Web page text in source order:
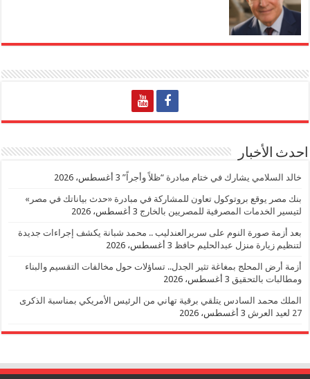
احدث الأخبار
خالد السلامي يشارك في ختام مبادرة “ظلاً وأجراً” 3 أغسطس، 2026
بنك مصر يوقع بروتوكول تعاون للمشاركة في مبادرة «حدث بياناتك في مصر»
لتيسير الخدمات المصرفية للمصريين بالخارج 3 أغسطس، 2026
بعد أزمة صورة النوم على سريرالعندليب .. محمد شبانة يكشف إجراءات جديدة
لتنظيم زيارة منزل عبدالحليم حافظ 3 أغسطس، 2026
أزمة أرض المحلج بمغاغة تثير الجدل.. تساؤلات حول مخالفات التقسيم والبناء
ومطالبات بالتحقيق 3 أغسطس، 2026
الملك محمد السادس يتلقي برقية تهاني من الرئيس الأمريكي بمناسبة الذكرى
27 لعيد العرش
3 أغسطس، 2026